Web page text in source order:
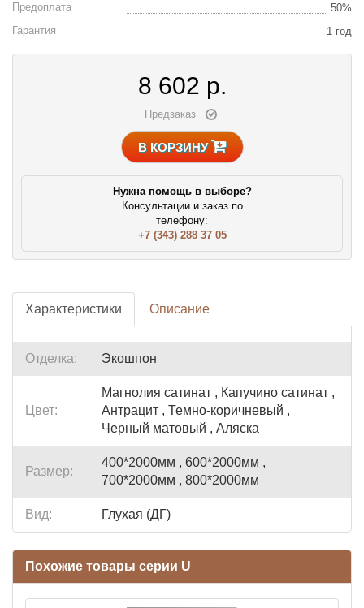
Предоплата
50%
Гарантия
1 год
8 602 р.
Предзаказ
В КОРЗИНУ
Нужна помощь в выборе?
Консультации и заказ по
телефону:
+7 (343) 288 37 05
Характеристики Описание
Отделка: Экошпон
Цвет:
Магнолия сатинат , Капучино сатинат ,
Антрацит , Темно-коричневый ,
Черный матовый , Аляска
Размер:
400*2000мм , 600*2000мм ,
700*2000мм , 800*2000мм
Вид: Глухая (ДГ)
Похожие товары серии U